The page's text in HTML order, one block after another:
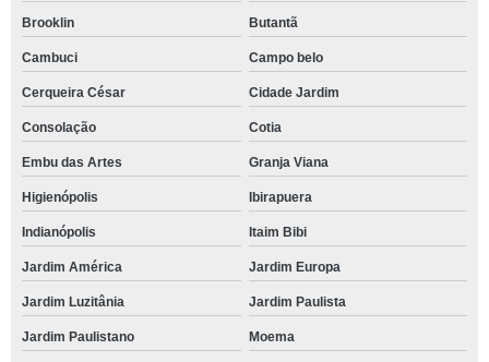
Brooklin Butantã
Cambuci Campo belo
Cerqueira César Cidade Jardim
Consolação Cotia
Embu das Artes Granja Viana
Higienópolis Ibirapuera
Indianópolis Itaim Bibi
Jardim América Jardim Europa
Jardim Luzitânia Jardim Paulista
Jardim Paulistano Moema